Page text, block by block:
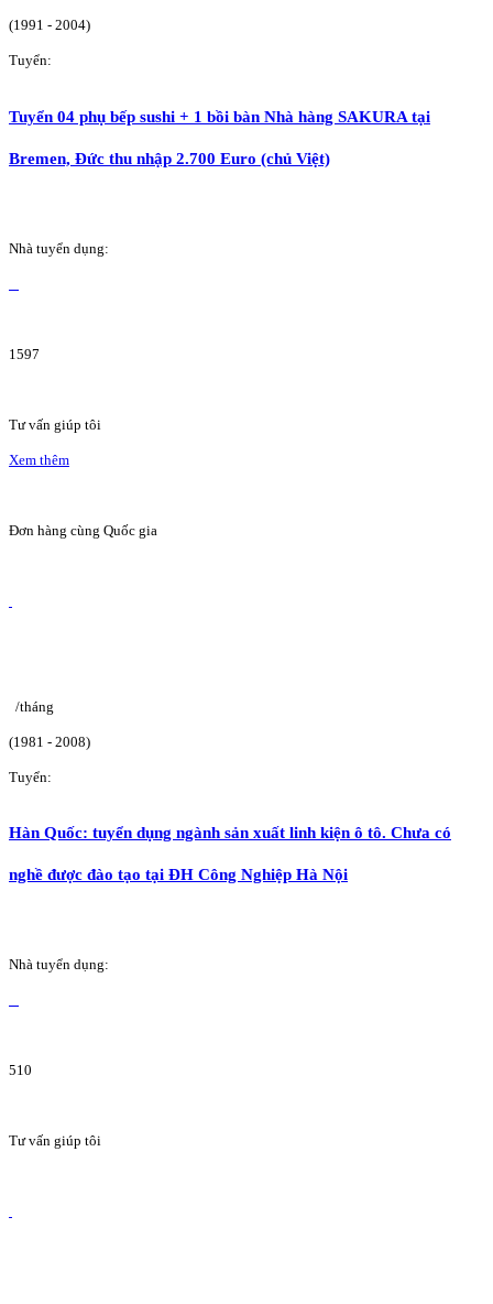
(1991 - 2004)
Tuyển:
Tuyển 04 phụ bếp sushi + 1 bồi bàn Nhà hàng SAKURA tại
Bremen, Đức thu nhập 2.700 Euro (chủ Việt)
Nhà tuyển dụng:
1597
Tư vấn giúp tôi
Xem thêm
Đơn hàng cùng Quốc gia
/tháng
(1981 - 2008)
Tuyển:
Hàn Quốc: tuyển dụng ngành sản xuất linh kiện ô tô. Chưa có
nghề được đào tạo tại ĐH Công Nghiệp Hà Nội
Nhà tuyển dụng:
510
Tư vấn giúp tôi